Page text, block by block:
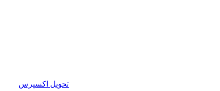
تحویل اکسپرس